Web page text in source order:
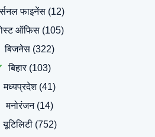
फाइनेंस (12)
ऑफिस(105)
बिजनेस (322)
बिहार(103)
मध्यप्रदेश(41)
मनोरंजन(14)
यूटिलिटी(752)